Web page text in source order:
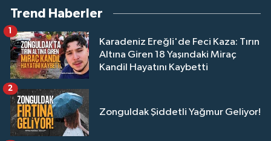
Trend Haberler
Karadeniz Ereğli'de Feci Kaza: Tırın
Altına Giren 18 Yaşındaki Miraç
Kandil Hayatını Kaybetti
1
Zonguldak Şiddetli Yağmur Geliyor!
2